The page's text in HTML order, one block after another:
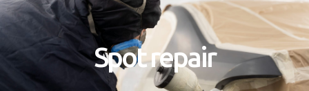
Spot repair